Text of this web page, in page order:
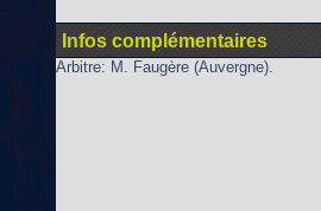
Infos complémentaires
Arbitre: M. Faugère (Auvergne).